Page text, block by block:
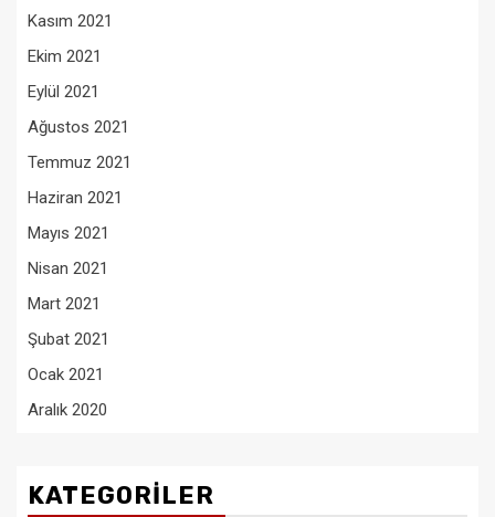
Kasım 2021
Ekim 2021
Eylül 2021
Ağustos 2021
Temmuz 2021
Haziran 2021
Mayıs 2021
Nisan 2021
Mart 2021
Şubat 2021
Ocak 2021
Aralık 2020
KATEGORILER